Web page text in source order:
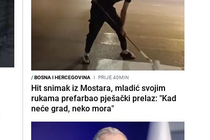
/BOSNA I HERCEGOVINA I PRIJE 40MIN
Hit snimak iz Mostara, mladić svojim
rukama prefarbao pješački prelaz: "Kad
neće grad, neko mora"